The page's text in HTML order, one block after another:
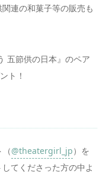
連の和菓子等の販売も
五節供の日本』のペア
ト！
（@theatergirl_jp）を
てくださった方の中よ